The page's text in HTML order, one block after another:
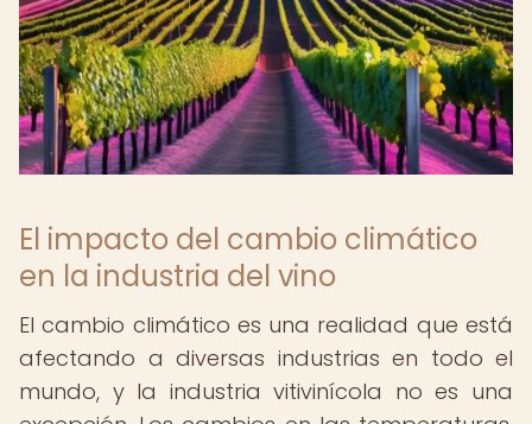
El impacto del cambio climático
en la industria del vino
El cambio climático es una realidad que está
afectando a diversas industrias en todo el
mundo, y la industria vitivinícola no es una